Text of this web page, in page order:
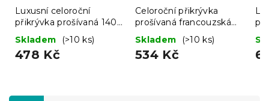
Luxusní celoroční
přikrývka prošívaná 140
x 200 cm
Skladem (>10 ks)
478 Kč
Celoroční přikrývka
prošívaná francouzská
200x220 cm
Skladem (>10 ks)
534 Kč
cm